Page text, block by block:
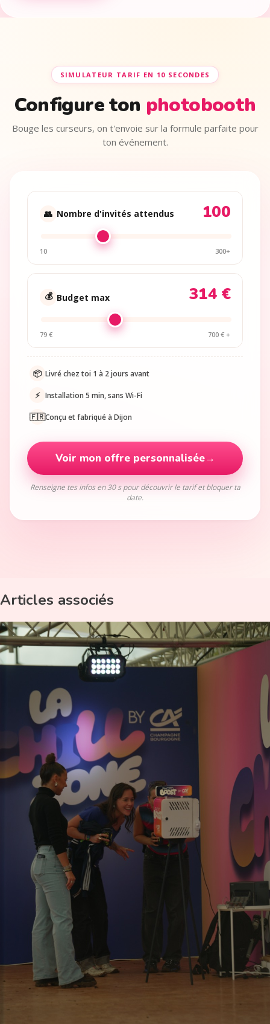
SIMULATEUR TARIF EN 10 SECONDES
Configure ton photobooth
Bouge les curseurs, on t'envoie sur la formule parfaite pour
ton événement.
👥 Nombre d'invités attendus 100
10 300+
💰 Budget max 314 €
79 € 700 € +
📦 Livré chez toi 1 à 2 jours avant
⚡ Installation 5 min, sans Wi-Fi
🇫🇷Conçu et fabriqué à Dijon
Voir mon offre personnalisée→
Renseigne tes infos en 30 s pour découvrir le tarif et bloquer ta
date.
Articles associés